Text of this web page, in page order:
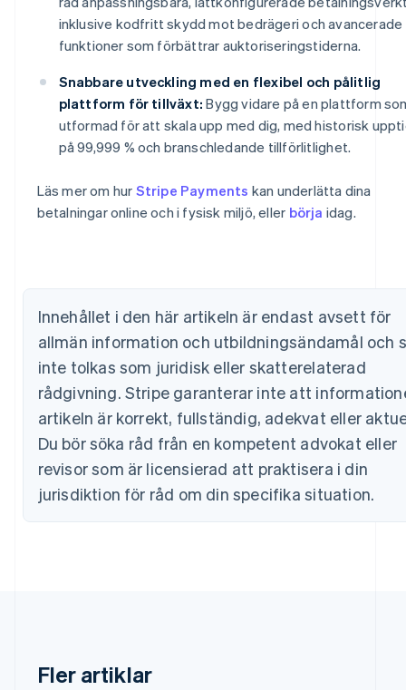
inklusive kodfritt skydd mot bedrägeri och avancerade
funktioner som förbättrar auktoriseringstiderna.
Snabbare utveckling med en flexibel och pålitlig
plattform för tillväxt: Bygg vidare på en plattform
utformad för att skala upp med dig, med historisk
på 99,999 % och branschledande tillförlitlighet.
Läs mer om hur Stripe Payments kan underlätta dina
betalningar online och i fysisk miljö, eller börja idag.
Innehållet i den här artikeln är endast avsett för
allmän information och utbildningsändamål och
inte tolkas som juridisk eller skatterelaterad
rådgivning. Stripe garanterar inte att
artikeln är korrekt, fullständig, adekvat eller
Du bör söka råd från en kompetent advokat eller
revisor som är licensierad att praktisera i din
jurisdiktion för råd om din specifika situation.
Fler artiklar
Australien
English
Belgien
Brasilien
PortuguêsEnglish
English
Estland
Fastlandskina
简体中文English
Finland
EnglishSvenska
Frankrike
FrançaisEnglish
Förenade Arabemiraten
English
Gibraltar
Irland